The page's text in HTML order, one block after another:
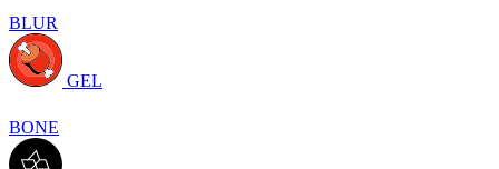
BLUR
GEL
BONE